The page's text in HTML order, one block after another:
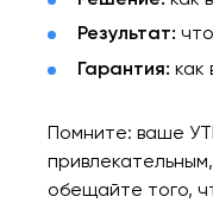
Результат:
Гарантия: как
Помните: ваше
обещайте того,